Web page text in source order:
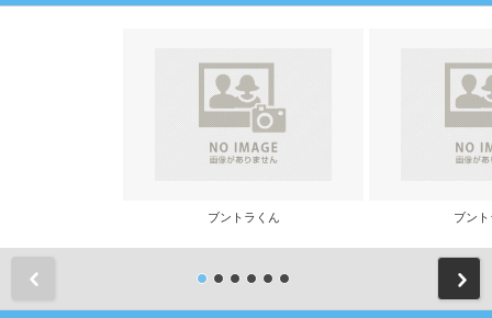
ブントラくん ブン